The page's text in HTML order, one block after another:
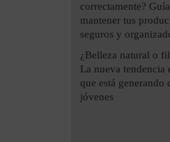
correctamente?
mantener tus
seguros y
¿Belleza natural o
La nueva tendencia
que está generando
jóvenes